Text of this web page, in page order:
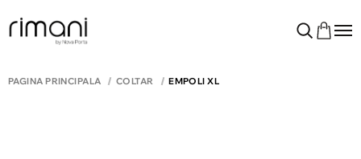
PAGINA PRINCIPALĂ COLTAR EMPOLI XL